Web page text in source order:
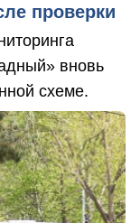
проверки
вновь
схеме.